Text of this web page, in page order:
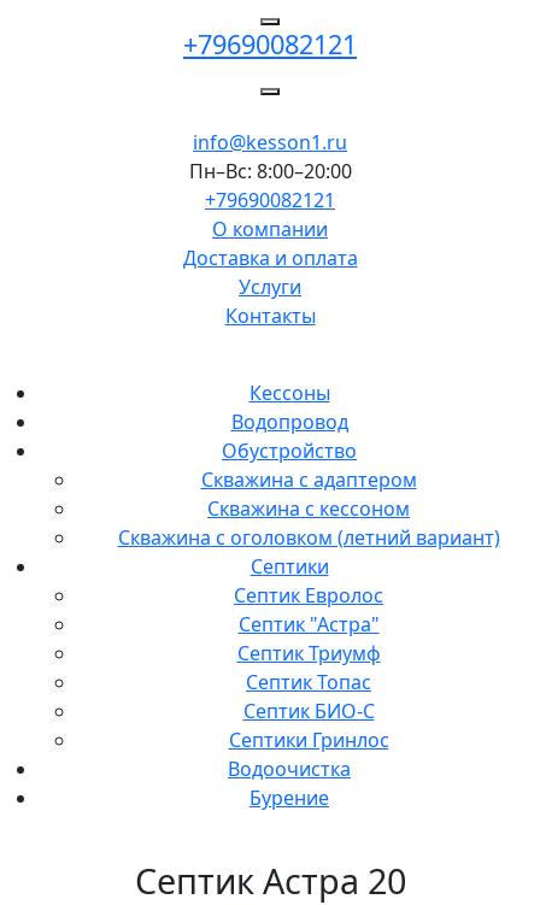
+79690082121
info@kesson1.ru
Пн–Вс: 8:00–20:00
+79690082121
О компании
Доставка и оплата
Услуги
Контакты
Кессоны
Водопровод
Обустройство
Скважина с адаптером
Скважина с кессоном
Скважина с оголовком (летний вариант)
Септики
Септик Евролос
Септик "Астра"
Септик Триумф
Септик Топас
Септик БИО-С
Септики Гринлос
Водоочистка
Бурение
Септик Астра 20